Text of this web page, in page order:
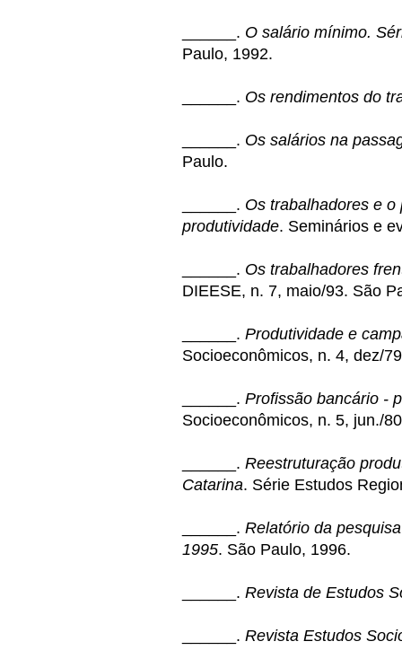
______. O salário mínimo.
Paulo, 1992.
______. Os rendimentos do
______. Os salários na
Paulo.
______. Os trabalhadores e
produtividade. Seminários e
______. Os trabalhadores
DIEESE, n. 7, maio/93. São
______.Produtividade e
Socioeconômicos, n. 4, dez/
______.Profissão bancário -
Socioeconômicos, n. 5, jun./
______.Reestruturação
Catarina. Série Estudos
______.Relatório da
1995. São Paulo, 1996.
______.Revista de Estudos
______.Revista Estudos